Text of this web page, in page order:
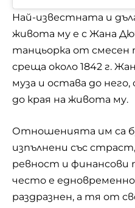
Най-известната и
живота му е с Жана
танцьорка от смесен
среща около 1842 г.
муза и остава до
до края на живота му.
Отношенията им са
изпълнени със
ревност и финансови
често е
раздразнен, а тя от